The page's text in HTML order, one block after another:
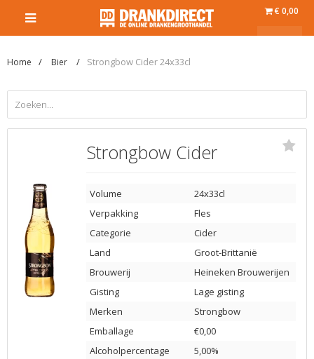
€ 0,00
Home Bier Strongbow Cider 24x33cl
Strongbow Cider
Volume
24x33cl
Verpakking
Fles
Categorie
Cider
Land
Groot-Brittanië
Brouwerij
Heineken Brouwerijen
Gisting
Lage gisting
Merken
Strongbow
Emballage
€0,00
Alcoholpercentage
5,00%